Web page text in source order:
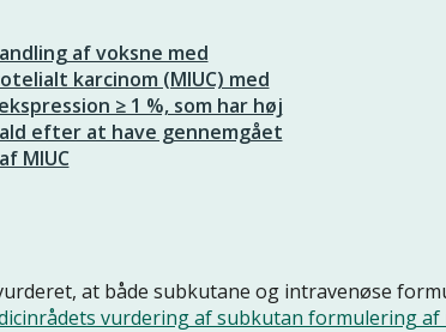
af voksne med
karcinom (MIUC) med
≥ 1 %, som har høj
efter at have gennemgået
MIUC
at både subkutane og intravenøse
vurdering af subkutan formulering af